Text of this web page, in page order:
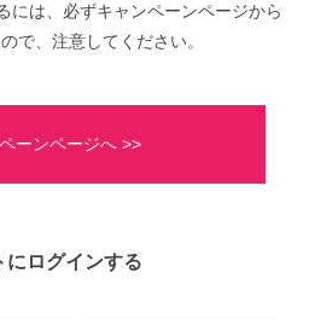
には、必ずキャンペーンページから
で、注意してください。
ーンページへ >>
ログインする